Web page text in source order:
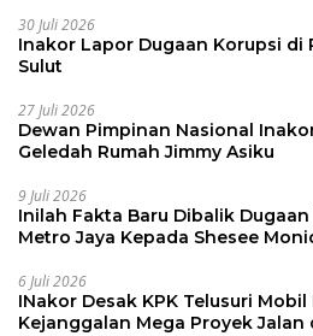
30 Juli 2026
Inakor Lapor Dugaan Korupsi di
Sulut
27 Juli 2026
Dewan Pimpinan Nasional
Geledah Rumah Jimmy Asiku
9 Juli 2026
Inilah Fakta Baru Dibalik
Metro Jaya Kepada Shesee
6 Juli 2026
INakor Desak KPK Telusuri
Kejanggalan Mega Proyek Jalan